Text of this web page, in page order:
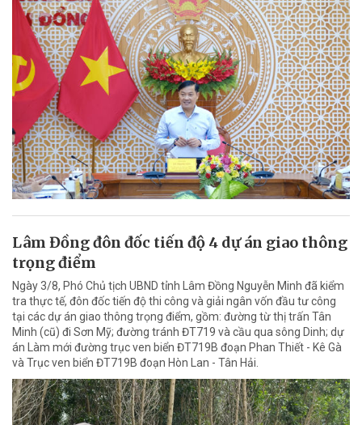
Lâm Đồng đôn đốc tiến độ 4 dự án giao thông
trọng điểm
Ngày 3/8, Phó Chủ tịch UBND tỉnh Lâm Đồng Nguyễn Minh đã kiểm
tra thực tế, đôn đốc tiến độ thi công và giải ngân vốn đầu tư công
tại các dự án giao thông trọng điểm, gồm: đường từ thị trấn Tân
Minh (cũ) đi Sơn Mỹ; đường tránh ĐT719 và cầu qua sông Dinh; dự
án Làm mới đường trục ven biển ĐT719B đoạn Phan Thiết - Kê Gà
và Trục ven biển ĐT719B đoạn Hòn Lan - Tân Hải.